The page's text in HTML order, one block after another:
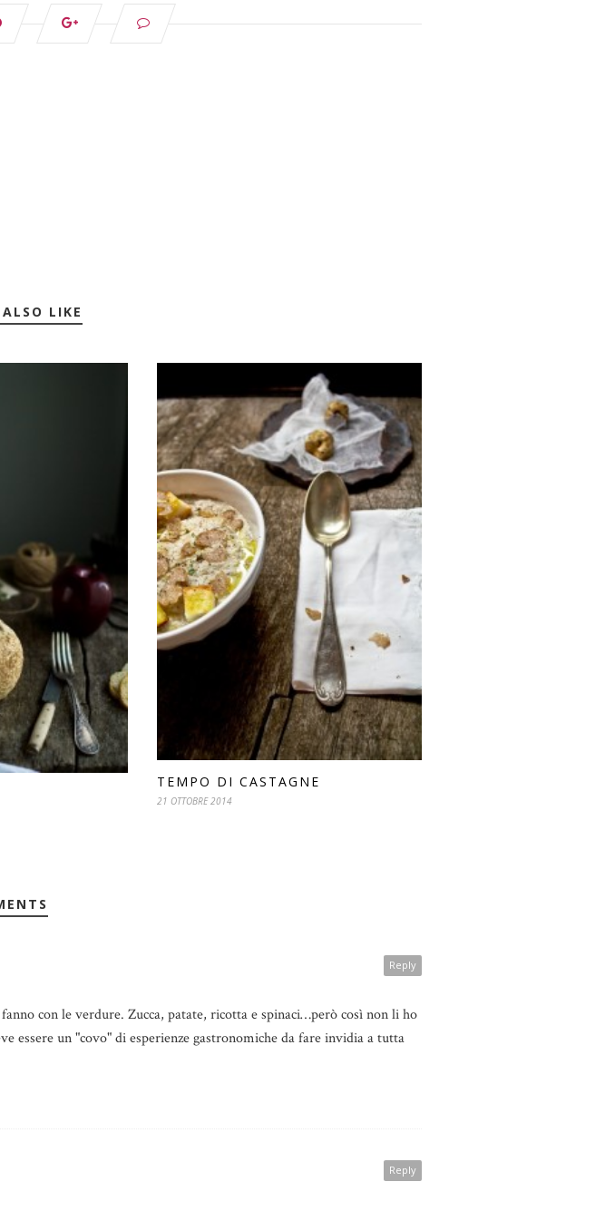
LIKE
TEMPO DI CASTAGNE
21 OTTOBRE 2014
Reply
con le verdure. Zucca, patate, ricotta e spinaci…però così non li ho
essere un "covo" di esperienze gastronomiche da fare invidia a tutta
Reply